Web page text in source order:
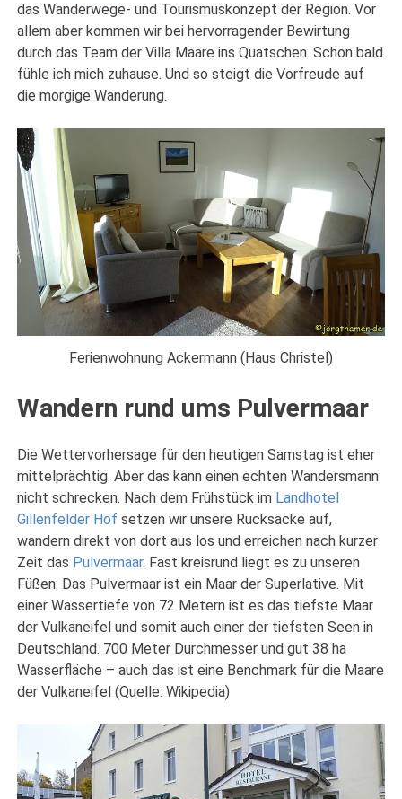
das Wanderwege- und Tourismuskonzept der Region. Vor
allem aber kommen wir bei hervorragender Bewirtung
durch das Team der Villa Maare ins Quatschen. Schon bald
fühle ich mich zuhause. Und so steigt die Vorfreude auf
die morgige Wanderung.
Ferienwohnung Ackermann (Haus Christel)
Wandern rund ums Pulvermaar
Die Wettervorhersage für den heutigen Samstag ist eher
mittelprächtig. Aber das kann einen echten Wandersmann
nicht schrecken. Nach dem Frühstück im Landhotel
Gillenfelder Hof setzen wir unsere Rucksäcke auf,
wandern direkt von dort aus los und erreichen nach kurzer
Zeit das Pulvermaar. Fast kreisrund liegt es zu unseren
Füßen. Das Pulvermaar ist ein Maar der Superlative. Mit
einer Wassertiefe von 72 Metern ist es das tiefste Maar
der Vulkaneifel und somit auch einer der tiefsten Seen in
Deutschland. 700 Meter Durchmesser und gut 38 ha
Wasserfläche – auch das ist eine Benchmark für die Maare
der Vulkaneifel (Quelle: Wikipedia)